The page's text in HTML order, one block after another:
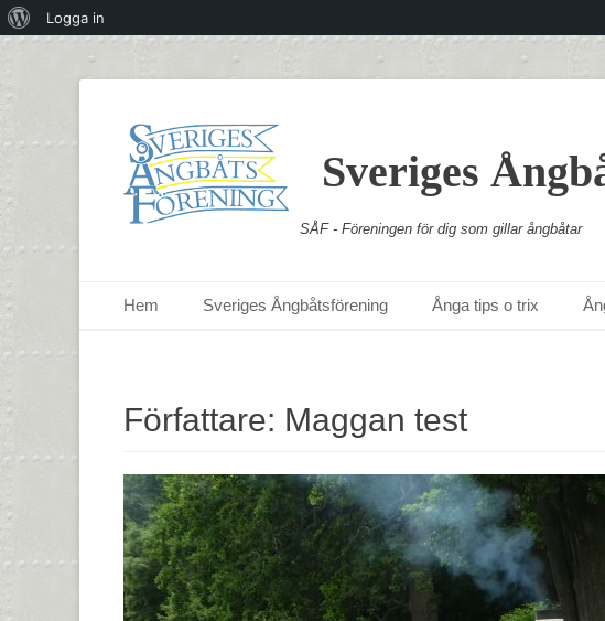
Sveriges
SÅF - Föreningen för dig som gillar ångbåtar
Primär meny
Hem Sveriges Ångbåtsförening Ånga tips o trix
Författare: Maggan test
OmLogga in